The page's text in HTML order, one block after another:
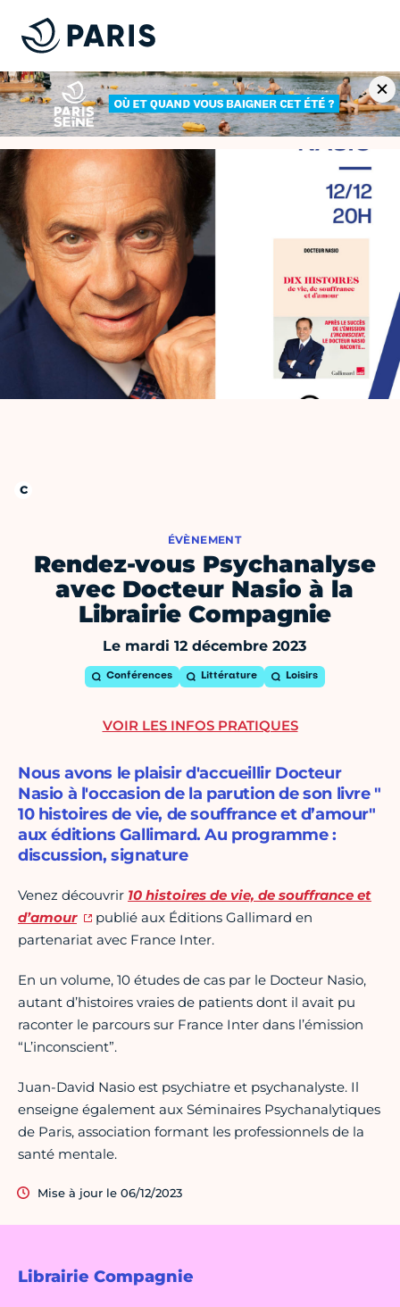
ÉVÈNEMENT
Rendez-vous Psychanalyse
avec Docteur Nasio à la
Librairie Compagnie
Le mardi 12 décembre 2023
Conférences Littérature Loisirs
Librairie Compagnie
Nous avons le plaisir d'accueillir Docteur
Nasio à l'occasion de la parution de son livre "
10 histoires de vie, de souffrance et d’amour"
aux éditions Gallimard. Au programme :
discussion, signature
Venez découvrir 10 histoires de vie, de souffrance et
d’amour
publié aux Éditions Gallimard en
partenariat avec France Inter.
En un volume, 10 études de cas par le Docteur Nasio,
autant d’histoires vraies de patients dont il avait pu
raconter le parcours sur France Inter dans l’émission
“L’inconscient”.
Juan-David Nasio est psychiatre et psychanalyste. Il
enseigne également aux Séminaires Psychanalytiques
de Paris, association formant les professionnels de la
santé mentale.
Mise à jour le 06/12/2023
VOIR LES INFOS PRATIQUES